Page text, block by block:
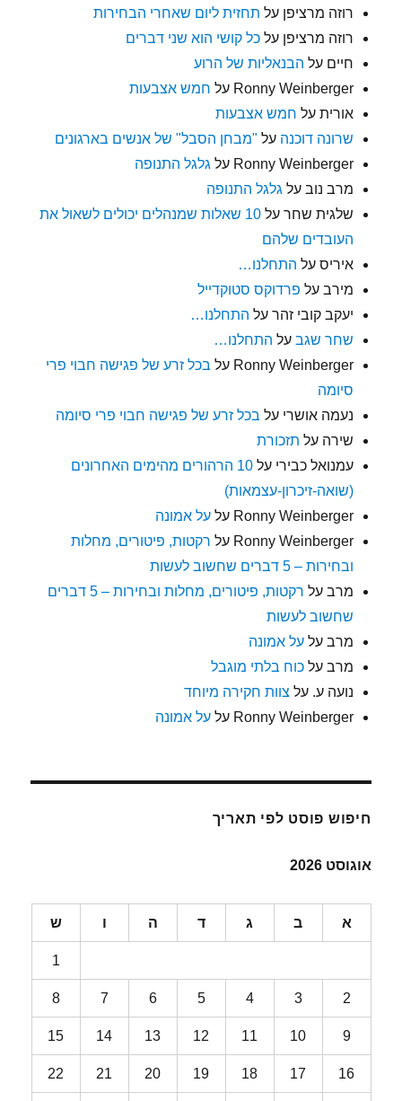
רוזה מרציפן על תחזית ליום שאחרי הבחירות
רוזה מרציפן עלכל קושי הוא שני דברים
חיים על הבנאליות של הרוע
Ronny Weinberger על חמש אצבעות
אורית על חמש אצבעות
שרונה דוכנה על "מבחן הסבל" של אנשים בארגונים
Ronny Weinberger על גלגל התנופה
מרב נוב על גלגל התנופה
שלגית שחר על
10 שאלות שמנהלים יכולים לשאול את
העובדים שלהם
איריס על התחלנו…
מירב על פרדוקס סטוקדייל
יעקב קובי זהר על התחלנו…
שחר שגב על התחלנו…
Ronny Weinberger על בכל זרע של פגישה חבוי פרי
סיומה
נעמה אושרי על בכל זרע של פגישה חבוי פרי סיומה
שירה על תזכורת
עמנואל כבירי על
10 הרהורים מהימים האחרונים
(שואה-זיכרון-עצמאות)
Ronny Weinberger עלעל אמונה
Ronny Weinberger על רקטות, פיטורים, מחלות
ובחירות – 5 דברים שחשוב לעשות
מרב על
רקטות, פיטורים, מחלות ובחירות – 5 דברים
שחשוב לעשות
מרב עלעל אמונה
מרב עלכוח בלתי מוגבל
נועה ע. על צוות חקירה מיוחד
Ronny Weinberger עלעל אמונה
חיפוש פוסט לפי תאריך
אוגוסט 2026
א ב ג ד ה ו ש
1
2
3
4
5
6
7
8
9
10
11
12
13
14
15
16
17
18
19
20
21
22